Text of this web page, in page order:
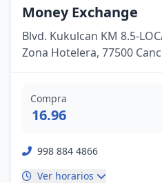
Money Exchange
Blvd. Kukulcan KM 8.5-
Zona Hotelera, 77500
Compra
16.96
998 884 4866
Ver horarios